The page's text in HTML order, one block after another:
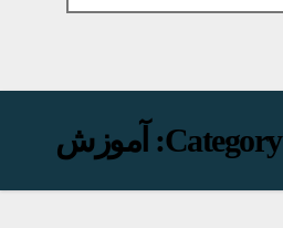
Category: آموزش